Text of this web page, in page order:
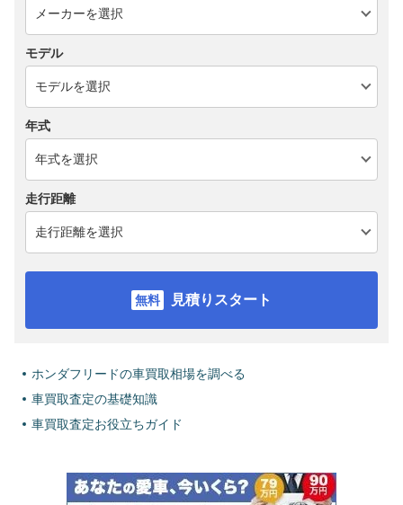
モデル
年式
走行距離
見積りスタート
ホンダフリードの車買取相場を調べる
車買取査定の基礎知識
車買取査定お役立ちガイド